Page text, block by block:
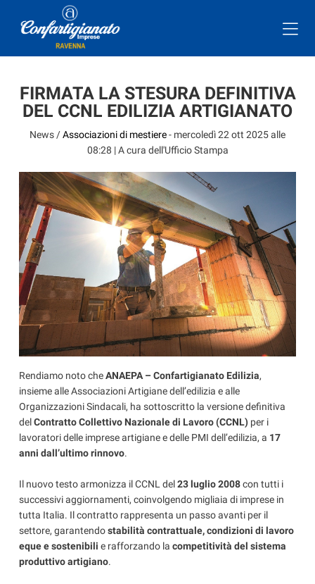
FIRMATA LA STESURA DEFINITIVA
DEL CCNL EDILIZIA ARTIGIANATO
News /Associazioni di mestiere- mercoledì 22 ott 2025 alle
08:28 | A cura dell'Ufficio Stampa
Rendiamo noto cheANAEPA – Confartigianato Edilizia,
insieme alle Associazioni Artigiane dell’edilizia e alle
Organizzazioni Sindacali, ha sottoscritto la versione definitiva
delContratto Collettivo Nazionale di Lavoro (CCNL) per i
lavoratori delle imprese artigiane e delle PMI dell’edilizia, a 17
anni dall’ultimo rinnovo.
Il nuovo testo armonizza il CCNL del 23 luglio 2008 con tutti i
successivi aggiornamenti, coinvolgendo migliaia di imprese in
tutta Italia. Il contratto rappresenta un passo avanti per il
settore, garantendo stabilità contrattuale, condizioni di lavoro
eque e sostenibili e rafforzando la competitività del sistema
produttivo artigiano.